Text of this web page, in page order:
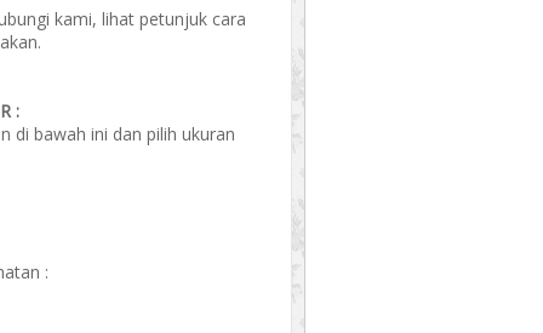
kami, lihat petunjuk cara
:
di bawah ini dan pilih ukuran
: